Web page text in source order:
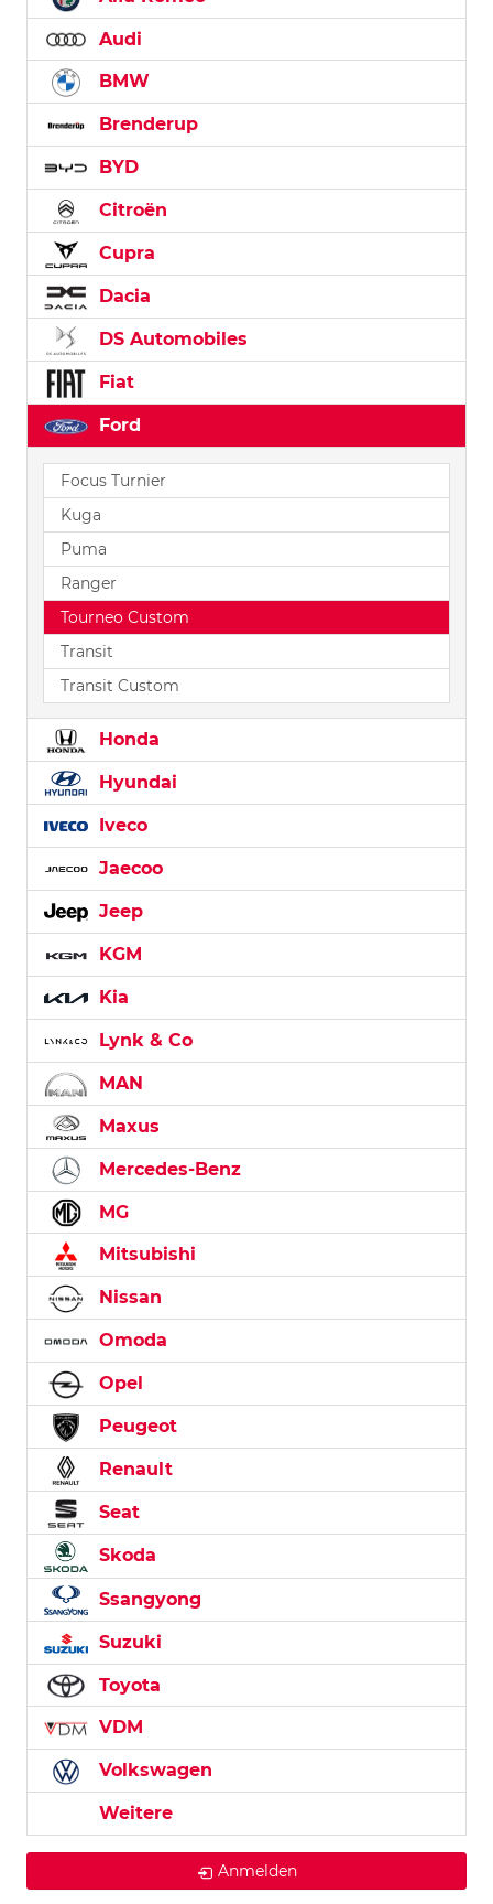
Audi
BMW
Brenderup
BYD
Citroën
Cupra
Dacia
DS Automobiles
Fiat
Ford
Focus Turnier
Kuga
Puma
Ranger
Tourneo Custom
Transit
Transit Custom
Honda
Hyundai
Iveco
Jaecoo
Jeep
KGM
Kia
Lynk & Co
MAN
Maxus
Mercedes-Benz
MG
Mitsubishi
Nissan
Omoda
Opel
Peugeot
Renault
Seat
Skoda
Ssangyong
Suzuki
Toyota
VDM
Volkswagen
Weitere
Anmelden